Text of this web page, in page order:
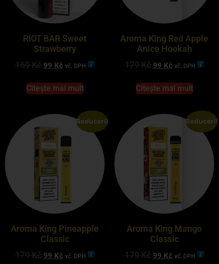
RIOT BAR Sweet
Strawberry
169Kč 99 Kč vč. DPH
Citește mai mult
Aroma King Red Apple
Anice Hookah
179Kč 99 Kč vč. DPH
Citește mai mult
Reduceri!
Aroma King Pineapple
Classic
179Kč 99 Kč vč. DPH
Reduceri!
Aroma King Mango
Classic
179Kč 99 Kč vč. DPH